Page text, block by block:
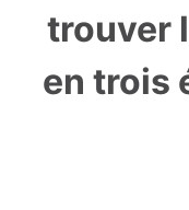
trouver
en trois